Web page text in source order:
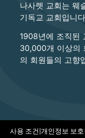
나사렛 교회는 웨
기독교 교회입니
1908년에 조직된
30,000개 이상의
의 회원들의 고향
사용 조건|개인정보 보호